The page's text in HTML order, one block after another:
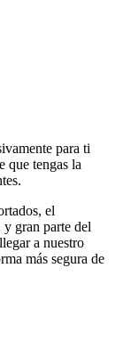
para ti
que tengas la
el
y gran parte del
a nuestro
más segura de